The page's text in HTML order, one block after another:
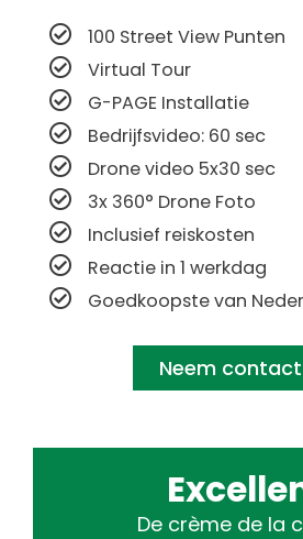
100 Street View Punten
Virtual Tour
G-PAGE Installatie
Bedrijfsvideo: 60 sec
Drone video 5x30 sec
3x 360° Drone Foto
Inclusief reiskosten
Reactie in 1 werkdag
Goedkoopste van
Neem
De crème de la